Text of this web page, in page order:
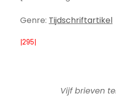
Genre: Tijdschriftartikel
|295|
Vijf brieven